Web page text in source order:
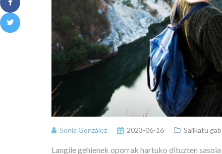
Sonia González 2023-06-16 Sailkatu
Langile gehienek oporrak hartuko dituzten